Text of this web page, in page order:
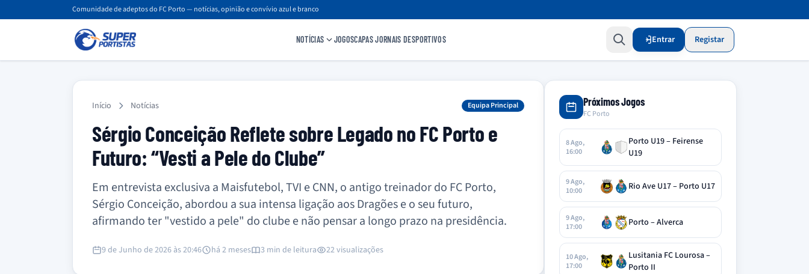
Comunidade de adeptos do FC Porto — notícias, opinião e convívio azul e branco
NOTÍCIAS JOGOSCAPAS JORNAIS DESPORTIVOS Entrar Registar
Início Notícias Equipa Principal
Sérgio Conceição Reflete sobre Legado no FC Porto e
Futuro: “Vesti a Pele do Clube”
Em entrevista exclusiva a Maisfutebol, TVI e CNN, o antigo treinador do FC Porto,
Sérgio Conceição, abordou a sua intensa ligação aos Dragões e o seu futuro,
afirmando ter "vestido a pele" do clube e não pensar a longo prazo na presidência.
9 de Junho de 2026 às 20:46 há 2 meses 3 min de leitura 22 visualizações
Próximos Jogos
FC Porto
8 Ago,
16:00
Porto U19 – Feirense
U19
9 Ago,
10:00
Rio Ave U17 – Porto U17
9 Ago,
17:00
Porto – Alverca
10 Ago,
17:00
Lusitania FC Lourosa –
Porto II